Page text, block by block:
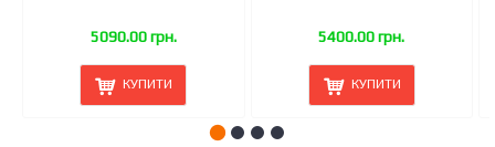
5090.00 грн.
КУПИТИ
5400.00 грн.
КУПИТИ